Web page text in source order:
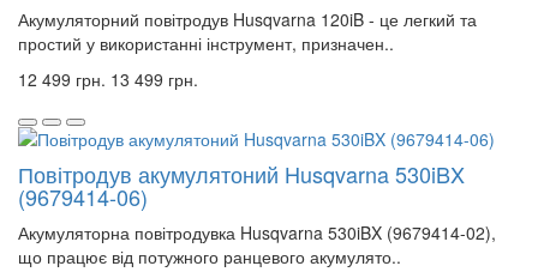
Акумуляторний повітродув Husqvarna 120iB - це легкий та
простий у використанні інструмент, призначен..
12 499 грн. 13 499 грн.
Повітродув акумулятоний Husqvarna 530iBX
(9679414-06)
Акумуляторна повітродувка Husqvarna 530iBX (9679414-02),
що працює від потужного ранцевого акумулято..